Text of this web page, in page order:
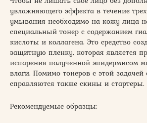
увлажняющего эффекта в течение
умывания необходимо на кожу лица
специальный тонер с содержанием
кислоты и коллагена. Это средство
защитную пленку, которая является
испарения полученной эпидермисом
влаги. Помимо тонеров с этой задачей
справляются также скины и стартеры.
Рекомендуемые образцы: